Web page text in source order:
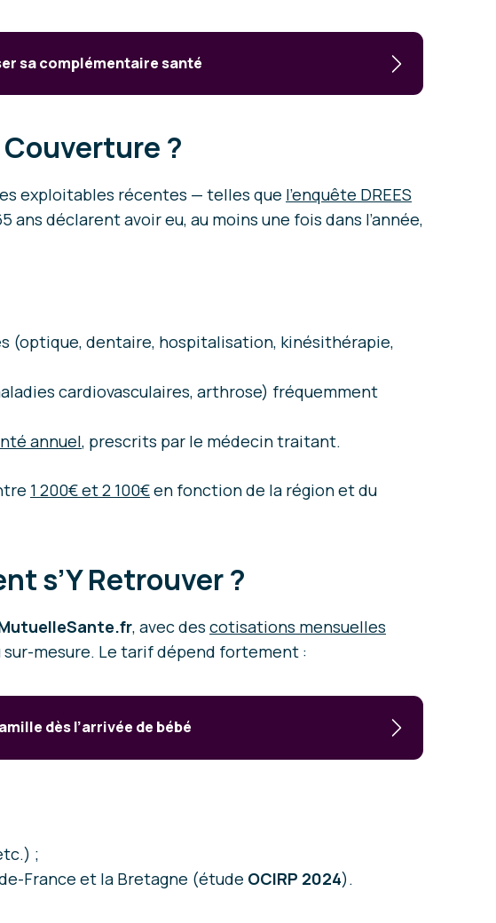
sa complémentaire santé
?
exploitables récentes — telles que l’enquête DREES
ans déclarent avoir eu, au moins une fois dans l’année,
(optique, dentaire, hospitalisation, kinésithérapie,
cardiovasculaires, arthrose) fréquemment
annuel, prescrits par le médecin traitant.
1 200€ et 2 100€en fonction de la région et du
s’Y Retrouver ?
, avec des cotisations mensuelles
sur-mesure. Le tarif dépend fortement :
dès l’arrivée de bébé
;
France et la Bretagne (étude OCIRP 2024).